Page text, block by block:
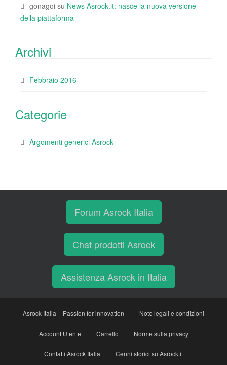
gonagoi su News Asrock.it: nasce la nuova versione
della piattaforma
Archivi
Febbraio 2016
Categorie
Argomenti generici Asrock
Forum Asrock Italia
Chat prodotti Asrock
Assistenza Asrock in Italia
Asrock Italia – Passion for innovation Note legali e condizioni
Account Utente Carrello Norme sulla privacy
Contatti Asrock Italia Cenni storici su Asrock.it